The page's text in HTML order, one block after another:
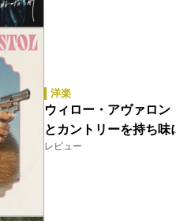
洋楽
ウィロー・アヴァロ
とカントリーを持ち
レビュー